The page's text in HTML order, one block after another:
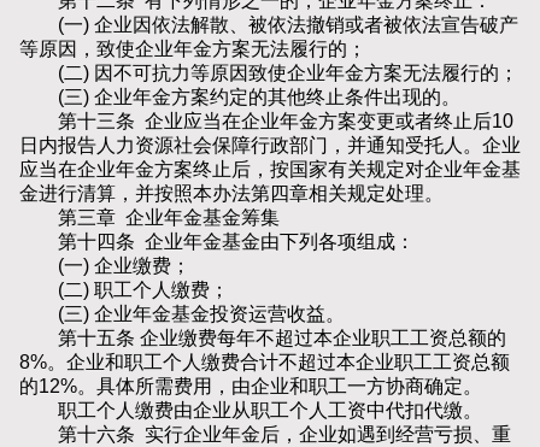
(一) 企业因依法解散、被依法撤销或者被依法宣告破产
等原因，致使企业年金方案无法履行的；
(二) 因不可抗力等原因致使企业年金方案无法履行的；
(三) 企业年金方案约定的其他终止条件出现的。
第十三条 企业应当在企业年金方案变更或者终止后10
日内报告人力资源社会保障行政部门，并通知受托人。企业
应当在企业年金方案终止后，按国家有关规定对企业年金基
金进行清算，并按照本办法第四章相关规定处理。
第三章 企业年金基金筹集
第十四条 企业年金基金由下列各项组成：
(一) 企业缴费；
(二) 职工个人缴费；
(三) 企业年金基金投资运营收益。
第十五条 企业缴费每年不超过本企业职工工资总额的
8%。企业和职工个人缴费合计不超过本企业职工工资总额
的12%。具体所需费用，由企业和职工一方协商确定。
职工个人缴费由企业从职工个人工资中代扣代缴。
第十六条 实行企业年金后，企业如遇到经营亏损、重